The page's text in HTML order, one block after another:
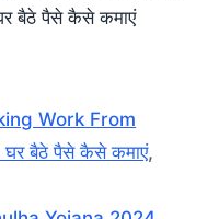
बैठे पैसे कैसे कमाएं
Work From
घर बैठे पैसे कैसे कमाएं,